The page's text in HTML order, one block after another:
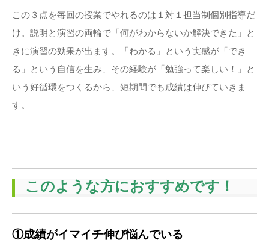
この３点を毎回の授業でやれるのは１対１担当制個別指導だ
け。説明と演習の両輪で「何がわからないか解決できた」と
きに演習の効果が出ます。「わかる」という実感が「でき
る」という自信を生み、その経験が「勉強って楽しい！」と
いう好循環をつくるから、短期間でも成績は伸びていきま
す。
このような方におすすめです！
①成績がイマイチ伸び悩んでいる